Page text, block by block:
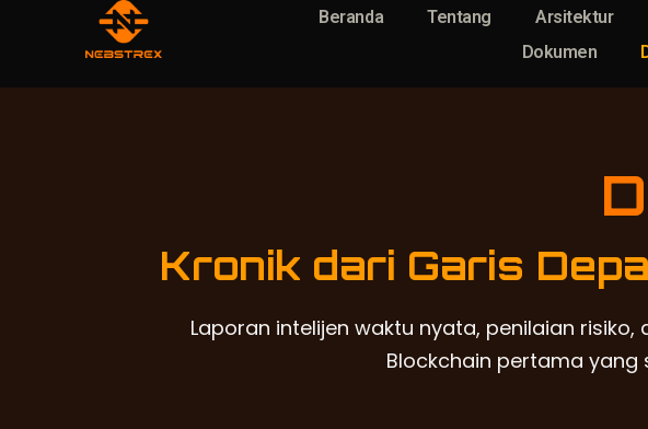
Beranda Tentang Arsitektur
Dokumen
Kronik dari Garis
Laporan intelijen waktu nyata, penilaian
Blockchain pertama yang